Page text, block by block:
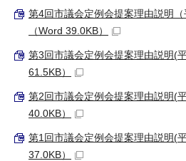
第4回市議会定例会提案理由説明（
（Word 39.0KB）
第3回市議会定例会提案理由説明(
61.5KB）
第2回市議会定例会提案理由説明(
40.0KB）
第1回市議会定例会提案理由説明(
37.0KB）